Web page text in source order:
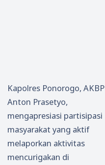
Kapolres Ponorogo, AKBP
Anton Prasetyo,
mengapresiasi partisipasi
masyarakat yang aktif
melaporkan aktivitas
mencurigakan di